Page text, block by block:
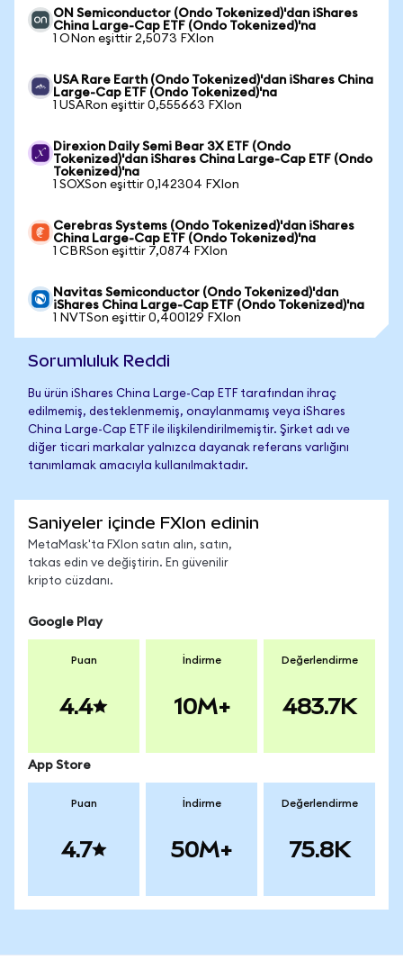
ON Semiconductor (Ondo Tokenized)'dan iShares
China Large-Cap ETF (Ondo Tokenized)'na
1 ONon eşittir 2,5073 FXIon
USA Rare Earth (Ondo Tokenized)'dan iShares China
Large-Cap ETF (Ondo Tokenized)'na
1 USARon eşittir 0,555663 FXIon
Direxion Daily Semi Bear 3X ETF (Ondo
Tokenized)'dan iShares China Large-Cap ETF (Ondo
Tokenized)'na
1 SOXSon eşittir 0,142304 FXIon
Cerebras Systems (Ondo Tokenized)'dan iShares
China Large-Cap ETF (Ondo Tokenized)'na
1 CBRSon eşittir 7,0874 FXIon
Navitas Semiconductor (Ondo Tokenized)'dan
iShares China Large-Cap ETF (Ondo Tokenized)'na
1 NVTSon eşittir 0,400129 FXIon
Sorumluluk Reddi
Bu ürün iShares China Large-Cap ETF tarafından ihraç
edilmemiş, desteklenmemiş, onaylanmamış veya iShares
China Large-Cap ETF ile ilişkilendirilmemiştir. Şirket adı ve
diğer ticari markalar yalnızca dayanak referans varlığını
tanımlamak amacıyla kullanılmaktadır.
Saniyeler içinde FXIon edinin
MetaMask'ta FXIon satın alın, satın,
takas edin ve değiştirin. En güvenilir
kripto cüzdanı.
Google Play
Puan
4.4
İndirme
10M+
Değerlendirme
483.7K
App Store
Puan
4.7
İndirme
50M+
Değerlendirme
75.8K